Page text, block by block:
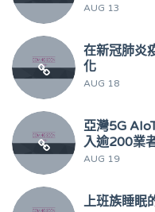
AUG 13
在新冠肺炎
化
AUG 18
亞灣5G
入逾200業
AUG 19
上班族睡眠